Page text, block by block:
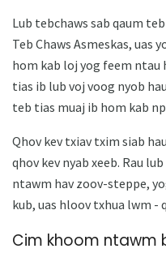
Lub tebchaws sab qaum
Teb Chaws Asmeskas, uas
hom kab loj yog feem ntau
tias ib lub voj voog nyob
teb tias muaj ib hom kab
Qhov kev txiav txim siab
qhov kev nyab xeeb. Rau
ntawm hav zoov-steppe,
kub, uas hloov txhua lwm -
Cim khoom ntawm